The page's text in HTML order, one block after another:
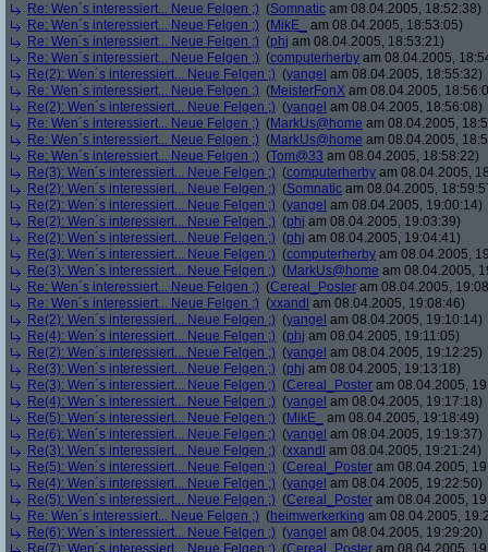
Re: Wen´s interessiert... Neue Felgen ;) (Somnatic am 08.04.2005, 18:52:38)
Re: Wen´s interessiert... Neue Felgen ;) (MikE_
am 08.04.2005, 18:53:05)
Re: Wen´s interessiert... Neue Felgen ;) (phj am 08.04.2005, 18:53:21)
Re: Wen´s interessiert... Neue Felgen ;) (computerherby am 08.04.2005,
Re(2): Wen´s interessiert... Neue Felgen ;) (yangel am 08.04.2005, 18:55:32)
Re: Wen´s interessiert... Neue Felgen ;) (MeisterFonX am 08.04.2005,
Re(2): Wen´s interessiert... Neue Felgen ;) (yangel am 08.04.2005, 18:56:08)
Re: Wen´s interessiert... Neue Felgen ;) (MarkUs@home am 08.04.2005,
Re: Wen´s interessiert... Neue Felgen ;) (MarkUs@home am 08.04.2005,
Re: Wen´s interessiert... Neue Felgen ;) (Tom@33 am 08.04.2005, 18:58:22)
Re(3): Wen´s interessiert... Neue Felgen ;) (computerherby am 08.04.2005,
Re(2): Wen´s interessiert... Neue Felgen ;) (Somnatic am 08.04.2005,
Re(2): Wen´s interessiert... Neue Felgen ;) (yangel am 08.04.2005, 19:00:14)
Re(2): Wen´s interessiert... Neue Felgen ;) (phj am 08.04.2005, 19:03:39)
Re(2): Wen´s interessiert... Neue Felgen ;) (phj am 08.04.2005, 19:04:41)
Re(3): Wen´s interessiert... Neue Felgen ;) (computerherby am 08.04.2005,
Re(3): Wen´s interessiert... Neue Felgen ;) (MarkUs@home am 08.04.2005,
Re: Wen´s interessiert... Neue Felgen ;) (Cereal_Poster am 08.04.2005,
Re: Wen´s interessiert... Neue Felgen ;) (xxandl am 08.04.2005, 19:08:46)
Re(2): Wen´s interessiert... Neue Felgen ;) (yangel am 08.04.2005, 19:10:14)
Re(4): Wen´s interessiert... Neue Felgen ;) (phj am 08.04.2005, 19:11:05)
Re(2): Wen´s interessiert... Neue Felgen ;) (yangel am 08.04.2005, 19:12:25)
Re(3): Wen´s interessiert... Neue Felgen ;) (phj am 08.04.2005, 19:13:18)
Re(3): Wen´s interessiert... Neue Felgen ;) (Cereal_Poster am 08.04.2005,
Re(4): Wen´s interessiert... Neue Felgen ;) (yangel am 08.04.2005, 19:17:18)
Re(5): Wen´s interessiert... Neue Felgen ;) (MikE_
am 08.04.2005, 19:18:49)
Re(6): Wen´s interessiert... Neue Felgen ;) (yangel am 08.04.2005, 19:19:37)
Re(3): Wen´s interessiert... Neue Felgen ;) (xxandl am 08.04.2005, 19:21:24)
Re(5): Wen´s interessiert... Neue Felgen ;) (Cereal_Poster am 08.04.2005,
Re(4): Wen´s interessiert... Neue Felgen ;) (yangel am 08.04.2005, 19:22:50)
Re(5): Wen´s interessiert... Neue Felgen ;) (Cereal_Poster am 08.04.2005,
Re: Wen´s interessiert... Neue Felgen ;) (heimwerkerking am 08.04.2005,
Re(6): Wen´s interessiert... Neue Felgen ;) (yangel am 08.04.2005, 19:29:20)
Re(7): Wen´s interessiert... Neue Felgen ;) (Cereal_Poster am 08.04.2005,